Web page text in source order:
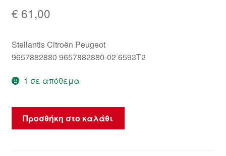
€ 61,00
Stellantis Citroën Peugeot
9657882880 9657882880-02 6593T2
1 σε απόθεμα
Οθόνη
Citroën
Προσθήκη στο καλάθι